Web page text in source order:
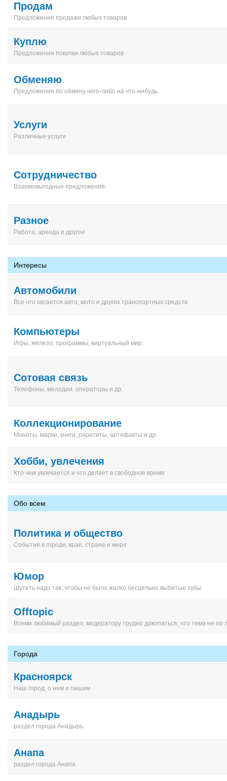
Продам
Предложения продажи любых товаров
Куплю
Предложения покупки любых товаров
Обменяю
Предложения по обмену чего-либо на что-нибудь
Услуги
Различные услуги
Сотрудничество
Взаимовыгодные предложения
Разное
Работа, аренда и другое
Интересы
Автомобили
Все что касается авто, мото и других транспортных средств
Компьютеры
Игры, железо, программы, виртуальный мир.
Сотовая связь
Телефоны, мелодии, операторы и др.
Коллекционирование
Монеты, марки, книги, раритеты, артефакты и др.
Хобби, увлечения
Кто чем увлекается и что делает в свободное время
Обо всем
Политика и общество
События в городе, крае, стране и мире
Юмор
Шутить надо так, чтобы не было жалко бесцельно выбитые зубы
Offtopic
Всеми любимый раздел, модератору трудно докопаться, что тема не по
Города
Красноярск
Наш город, о нем и пишем
Анадырь
раздел города Анадырь
Анапа
раздел города Анапа